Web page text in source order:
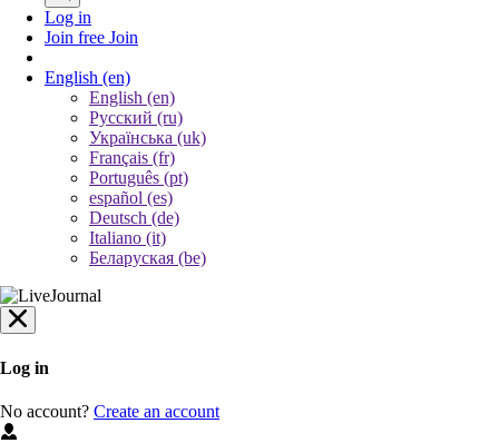
Log in
Join free Join
English (en)
English (en)
Русский (ru)
Українська (uk)
Français (fr)
Português (pt)
español (es)
Deutsch (de)
Italiano (it)
Беларуская (be)
Log in
No account? Create an account